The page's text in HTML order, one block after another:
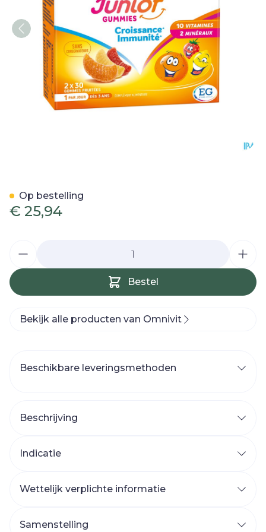
€ 25,94
Bestel
Op bestelling
Bekijk alle producten van Omnivit
Beschikbare leveringsmethoden
Beschrijving
Indicatie
Wettelijk verplichte informatie
Samenstelling